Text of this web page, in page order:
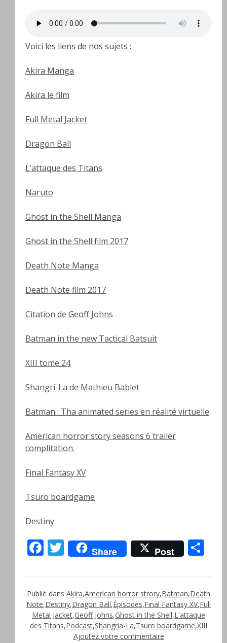
Voici les liens de nos sujets :
Akira Manga
Akira le film
Full Metal Jacket
Dragon Ball
L’attaque des Titans
Naruto
Ghost in the Shell Manga
Ghost in the Shell film 2017
Death Note Manga
Death Note film 2017
Citation de Geoff Johns
Batman in the new Tactical Batsuit
XIII tome 24
Shangri-La de Mathieu Bablet
Batman : Tha animated series en réalité virtuelle
American horror story seasons 6 trailer
complitation.
Final Fantasy XV
Tsuro boardgame
Destiny
Facebook
Twitter
Share Post
Publié dans Akira,American horror strory,Batman,Death
Note,Destiny,Dragon Ball,Épisodes,Final Fantasy XV,Full
Metal Jacket,Geoff Johns,Ghost in the Shell,L'attaque
des Titans,Podcast,Shangria-La,Tsuro boardgame,XIII
Ajoutez votre commentaire